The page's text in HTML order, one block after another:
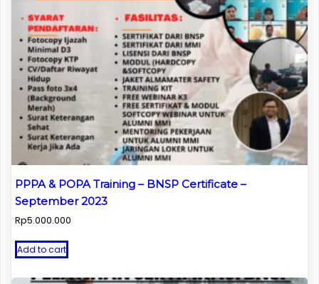
PPPA & POPA Training – BNSP Certificate –
September 2023
Rp5.000.000
Add to cart